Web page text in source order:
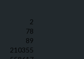
2
78
89
210355